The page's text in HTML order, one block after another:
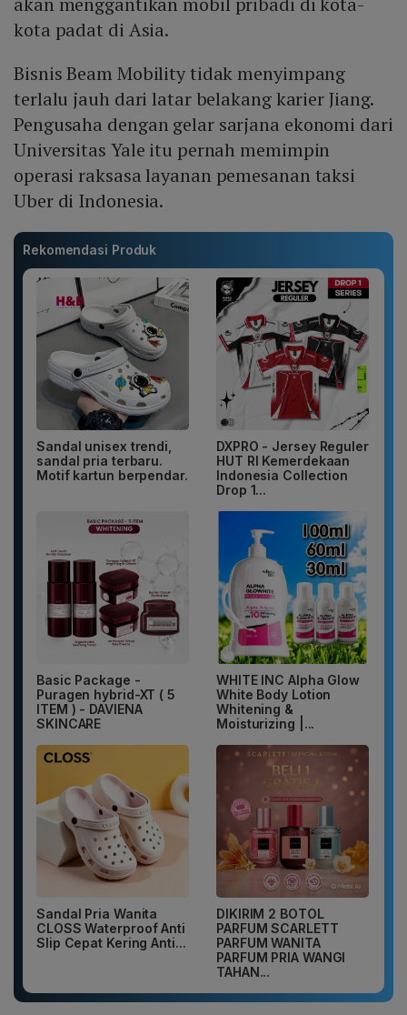
kota padat di Asia.
Bisnis Beam Mobility tidak menyimpang
terlalu jauh dari latar belakang karier Jiang.
Pengusaha dengan gelar sarjana ekonomi dari
Universitas Yale itu pernah memimpin
operasi raksasa layanan pemesanan taksi
Uber di Indonesia.
Rekomendasi Produk
Sandal unisex trendi,
sandal pria terbaru.
Motif kartun berpendar.
DXPRO - Jersey Reguler
HUT RI Kemerdekaan
Indonesia Collection
Drop 1...
Basic Package -
Puragen hybrid-XT ( 5
ITEM ) - DAVIENA
SKINCARE
WHITE INC Alpha Glow
White Body Lotion
Whitening &
Moisturizing |...
Sandal Pria Wanita
CLOSS Waterproof Anti
Slip Cepat Kering Anti...
DIKIRIM 2 BOTOL
PARFUM SCARLETT
PARFUM WANITA
PARFUM PRIA WANGI
TAHAN...